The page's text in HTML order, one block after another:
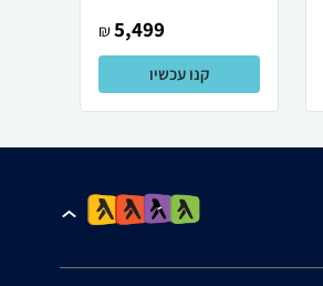
5,499
₪
קנו עכשיו